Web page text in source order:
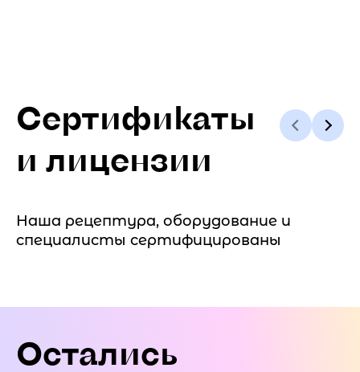
Сертификаты
и лицензии
Наша рецептура, оборудование и
специалисты сертифицированы
Остались